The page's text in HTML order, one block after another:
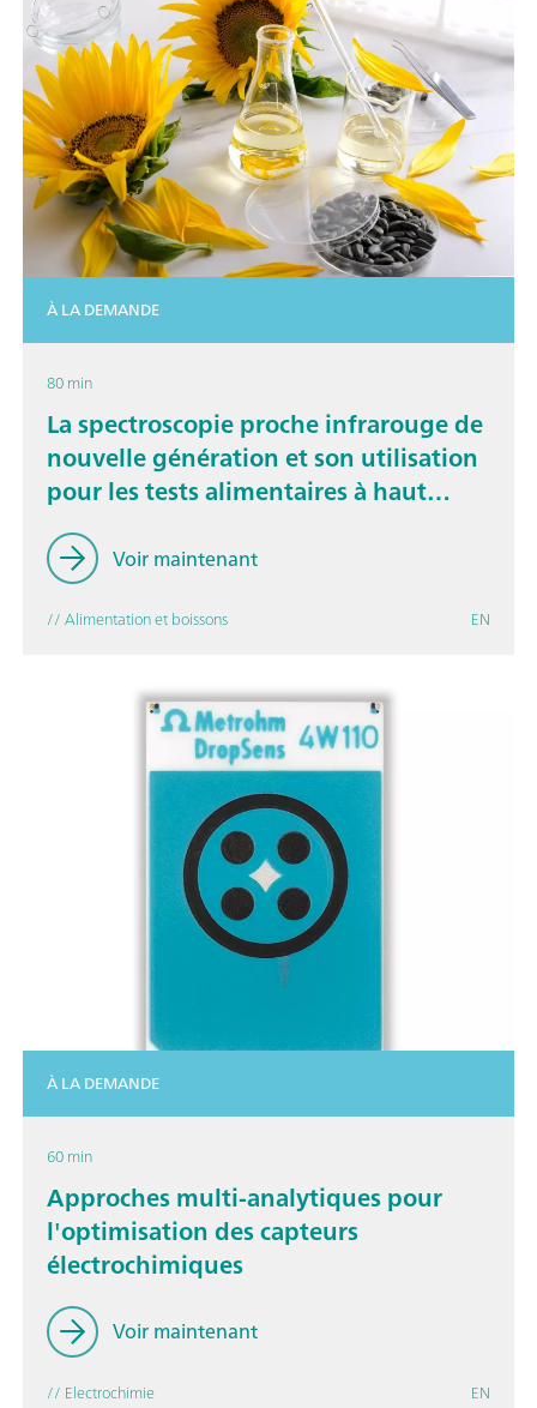
À LA DEMANDE
80 min
La spectroscopie proche infrarouge de
nouvelle génération et son utilisation
pour les tests alimentaires à haut
débit
Voir maintenant
// Alimentation et boissons EN
À LA DEMANDE
60 min
Approches multi-analytiques pour
l'optimisation des capteurs
électrochimiques
Voir maintenant
// Electrochimie EN